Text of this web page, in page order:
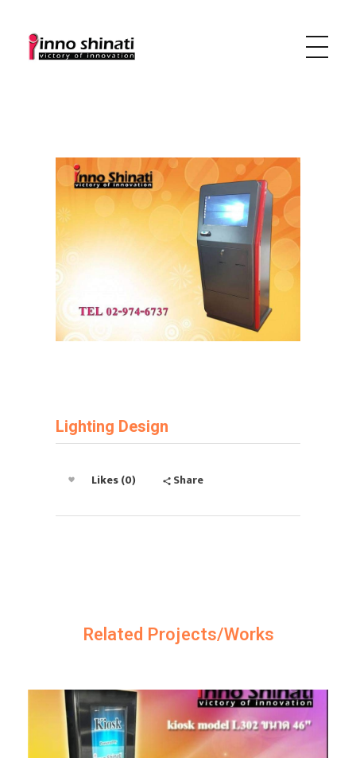
Lighting Design
Likes (0) Share
Related Projects/Works